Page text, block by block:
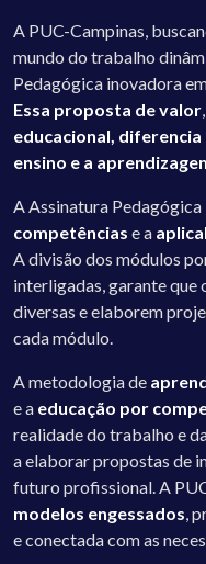
A PUC-Campinas,
mundo do trabalho
Pedagógica inovadora
Essa proposta de valor
educacional, diferencia
ensino e a
A Assinatura Pedagógica
competências e a
A divisão dos módulos
interligadas, garante que
diversas e elaborem
cada módulo.
A metodologia de
e a educação por
realidade do trabalho e
a elaborar propostas de
futuro profissional. A
modelos engessados ,
e conectada com as